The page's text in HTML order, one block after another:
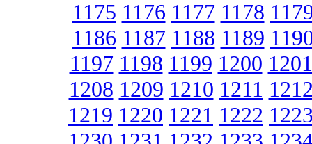
1175 1176 1177 1178
1186 1187 1188 1189
1197 1198 1199 1200 1201
1208 1209 1210 1211
1219 1220 1221 1222